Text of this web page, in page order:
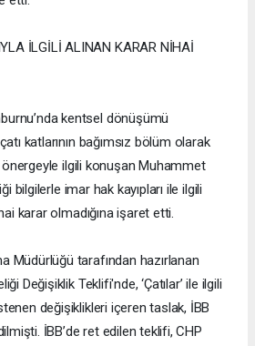
İLGİLİ ALINAN KARAR NİHAİ
kentsel dönüşümü
katlarının bağımsız bölüm olarak
önergeyle ilgili konuşan Muhammet
bilgilerle imar hak kayıpları ile ilgili
karar olmadığına işaret etti.
Müdürlüğü tarafından hazırlanan
Değişiklik Teklifi'nde, ‘Çatılar’ ile ilgili
değişiklikleri içeren taslak, İBB
İBB’de ret edilen teklifi, CHP